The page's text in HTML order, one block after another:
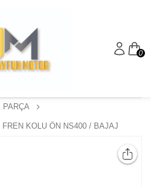
0
PARÇA
FREN KOLU ÖN NS400 / BAJAJ